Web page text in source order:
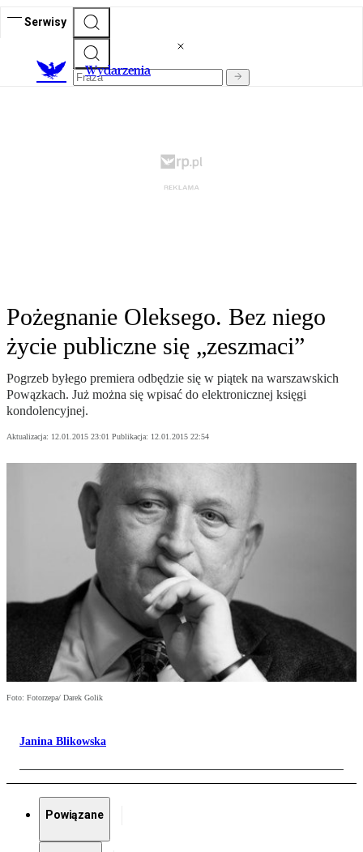
Serwisy
Wydarzenia
Pożegnanie Oleksego. Bez niego
życie publiczne się „zeszmaci”
Pogrzeb byłego premiera odbędzie się w piątek na warszawskich
Powązkach. Już można się wpisać do elektronicznej księgi
kondolencyjnej.
Aktualizacja: 12.01.2015 23:01 Publikacja: 12.01.2015 22:54
Foto: Fotorzepa/ Darek Golik
Janina Blikowska
Powiązane